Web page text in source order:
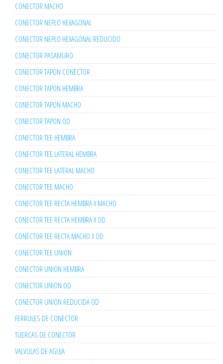
CONECTOR MACHO
CONECTOR NEPLO HEXAGONAL
CONECTOR NEPLO HEXAGONAL REDUCIDO
CONECTOR PASAMURO
CONECTOR TAPON CONECTOR
CONECTOR TAPON HEMBRA
CONECTOR TAPON MACHO
CONECTOR TAPON OD
CONECTOR TEE HEMBRA
CONECTOR TEE LATERAL HEMBRA
CONECTOR TEE LATERAL MACHO
CONECTOR TEE MACHO
CONECTOR TEE RECTA HEMBRA X MACHO
CONECTOR TEE RECTA HEMBRA X OD
CONECTOR TEE RECTA MACHO X OD
CONECTOR TEE UNION
CONECTOR UNION HEMBRA
CONECTOR UNION OD
CONECTOR UNION REDUCIDA OD
FERRULES DE CONECTOR
TUERCAS DE CONECTOR
VALVULAS DE AGUJA